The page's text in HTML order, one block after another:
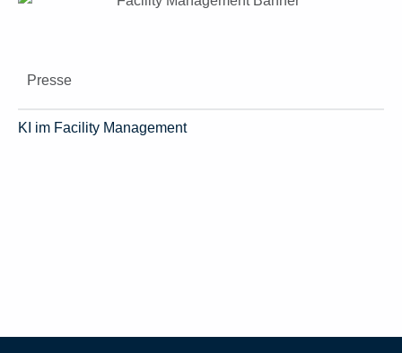
Presse
KI im Facility Management